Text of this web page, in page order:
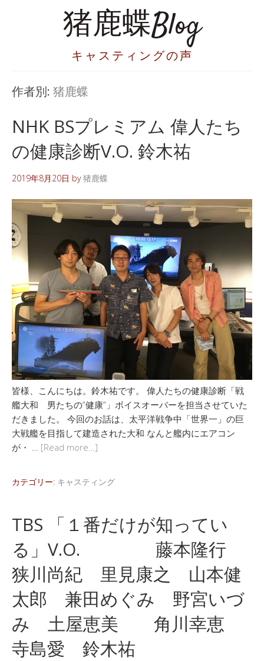
猪鹿蝶Blog
キャスティングの声
作者別: 猪鹿蝶
NHK BSプレミアム 偉人たち
の健康診断V.O. 鈴木祐
2019年8月20日 by猪鹿蝶
皆様、こんにちは。鈴木祐です。 偉人たちの健康診断「戦
艦大和 男たちの”健康”」ボイスオーバーを担当させていた
だきました。 今回のお話は、太平洋戦争中「世界一」の巨
大戦艦を目指して建造された大和 なんと艦内にエアコン
が・ … [Read more…]
カテゴリー: キャスティング
TBS 「１番だけが知ってい
る」V.O. 藤本隆行
狭川尚紀 里見康之 山本健
太郎 兼田めぐみ 野宮いづ
み 土屋恵美 角川幸恵
寺島愛 鈴木祐